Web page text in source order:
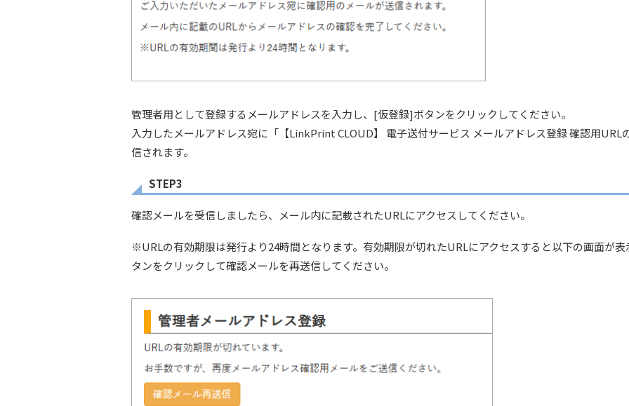
管理者用として登録するメールアドレスを入力し、[仮登録]ボタンをクリックしてください。
入力したメールアドレス宛に「【LinkPrint CLOUD】 電子送付サービス メールアドレス登録 確認用URL
信されます。
STEP3
確認メールを受信しましたら、メール内に記載されたURLにアクセスしてください。
※URLの有効期限は発行より24時間となります。有効期限が切れたURLにアクセスすると以下の画面が
タンをクリックして確認メールを再送信してください。